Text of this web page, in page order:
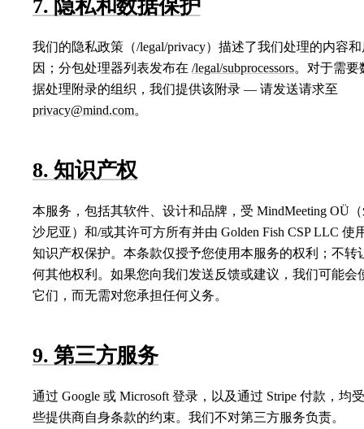
7. 隐私和数据保护
我们的隐私政策（/legal/privacy）描述了我们处理的内容
因；分包处理器列表发布在 /legal/subprocessors。对于需要
据处理附录的组织，我们提供该附录 — 请发送请求至
privacy@mind.com。
8. 知识产权
本服务，包括其软件、设计和品牌，受 MindMeeting OÜ
沙尼亚）和/或其许可方所有并由 Golden Fish CSP LLC 使
知识产权保护。本条款仅授予您使用本服务的权利；不转
何其他权利。如果您向我们发送反馈或建议，我们可能会
它们，而无需对您承担任何义务。
9. 第三方服务
通过 Google 或 Microsoft 登录，以及通过 Stripe 付款，均
些提供商自身条款的约束。我们不对第三方服务负责。